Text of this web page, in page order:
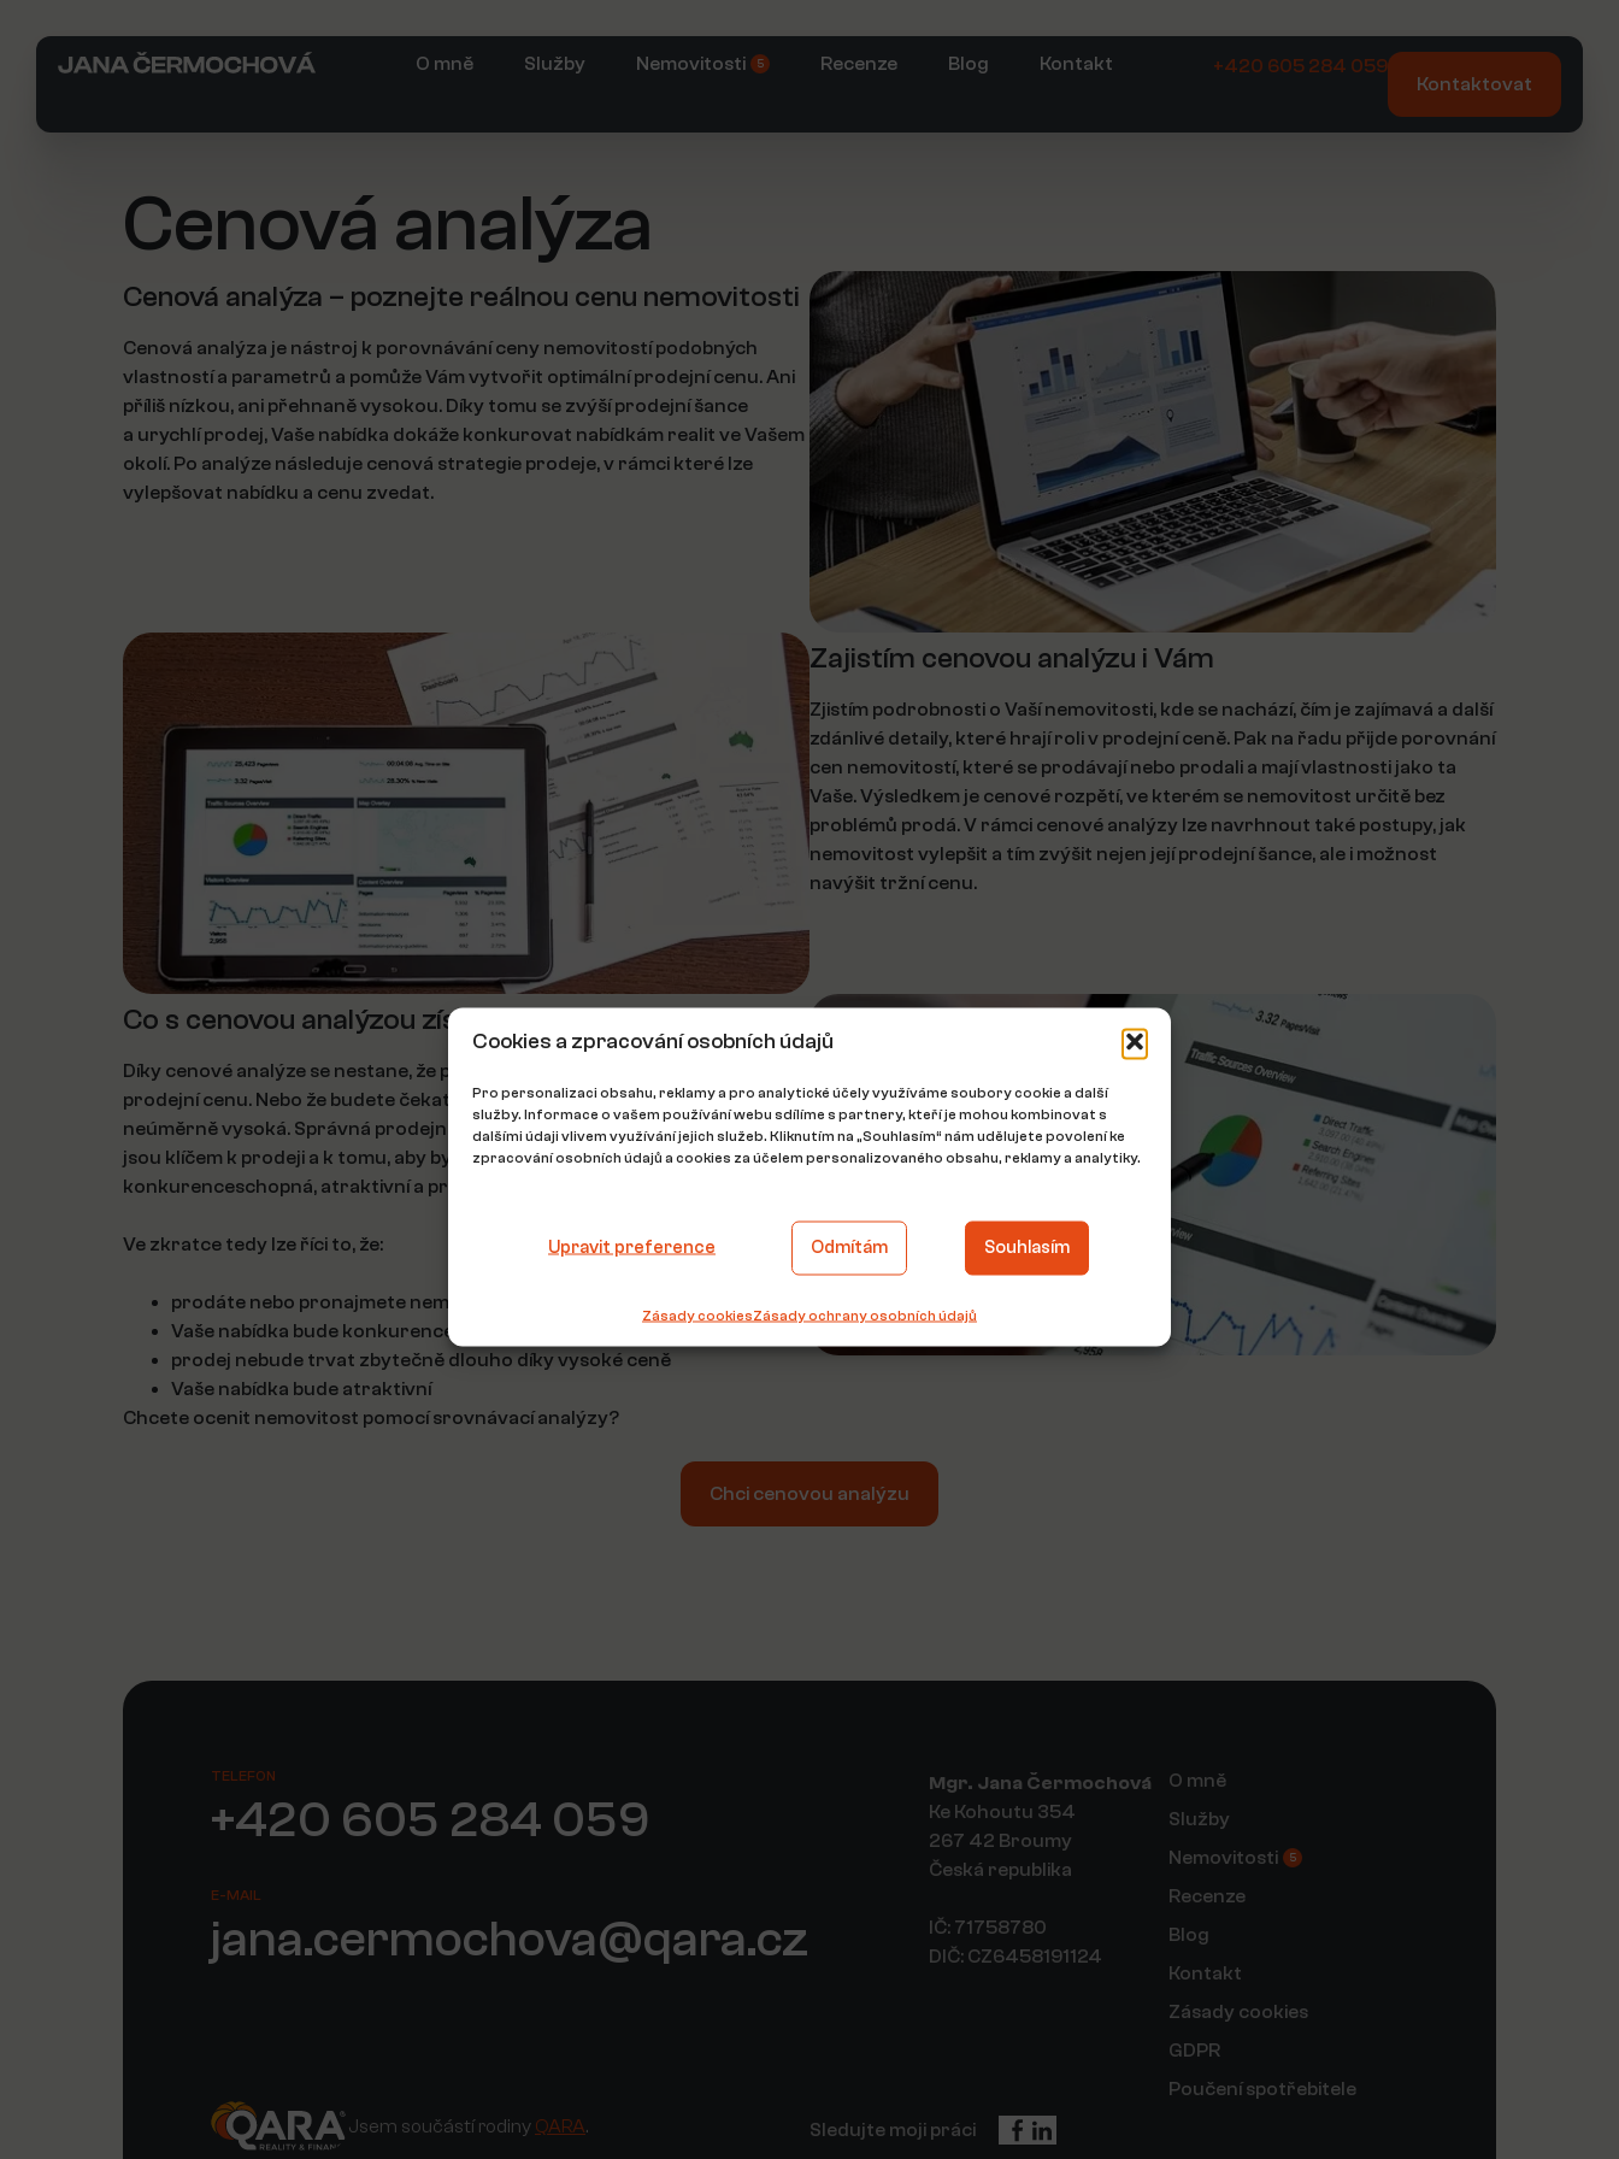
Cookies a zpracování osobních údajů
Pro personalizaci obsahu, reklamy a pro analytické účely využíváme soubory cookie a další
služby. Informace o vašem používání webu sdílíme s partnery, kteří je mohou kombinovat s
dalšími údaji vlivem využívání jejich služeb. Kliknutím na „Souhlasím“ nám udělujete povolení ke
zpracování osobních údajů a cookies za účelem personalizovaného obsahu, reklamy a analytiky.
Souhlasím
Odmítám
Upravit preference
Zásady cookiesZásady ochrany osobních údajů
O mně Služby Nemovitosti 5 Recenze Blog Kontakt
+420 605 284 059
Kontaktovat
Cenová analýza
Cenová analýza – poznejte reálnou cenu nemovitosti
Cenová analýza je nástroj k porovnávání ceny nemovitostí podobných
vlastností a parametrů a pomůže Vám vytvořit optimální prodejní cenu. Ani
příliš nízkou, ani přehnaně vysokou. Díky tomu se zvýší prodejní šance
a urychlí prodej, Vaše nabídka dokáže konkurovat nabídkám realit ve Vašem
okolí. Po analýze následuje cenová strategie prodeje, v rámci které lze
vylepšovat nabídku a cenu zvedat.
Zajistím cenovou analýzu i Vám
Zjistím podrobnosti o Vaší nemovitosti, kde se nachází, čím je zajímavá a další
zdánlivé detaily, které hrají roli v prodejní ceně. Pak na řadu přijde porovnání
cen nemovitostí, které se prodávají nebo prodali a mají vlastnosti jako ta
Vaše. Výsledkem je cenové rozpětí, ve kterém se nemovitost určitě bez
problémů prodá. V rámci cenové analýzy lze navrhnout také postupy, jak
nemovitost vylepšit a tím zvýšit nejen její prodejní šance, ale i možnost
navýšit tržní cenu.
Co s cenovou analýzou získáte?
Díky cenové analýze se nestane, že prodáte nemovitost za příliš nízkou
prodejní cenu. Nebo že budete čekat dlouho na prodej, protože je cena
neúměrně vysoká. Správná prodejní strategie a dobře určená tržní cena
jsou klíčem k prodeji a k tomu, aby byla cena nemovitosti
konkurenceschopná, atraktivní a pro zájemce přijatelná.
Ve zkratce tedy lze říci to, že:
prodáte nebo pronajmete nemovitost za optimální cenu
Vaše nabídka bude konkurenceschopná
prodej nebude trvat zbytečně dlouho díky vysoké ceně
Vaše nabídka bude atraktivní
Chcete ocenit nemovitost pomocí srovnávací analýzy?
Chci cenovou analýzu
TELEFON
+420 605 284 059
E-MAIL
jana.cermochova@qara.cz
Mgr. Jana Čermochová
Ke Kohoutu 354
267 42 Broumy
Česká republika
IČ: 71758780
DIČ: CZ6458191124
O mně
Služby
Nemovitosti
5
Recenze
Blog
Kontakt
Zásady cookies
GDPR
Poučení spotřebitele
Jsem součástí rodiny QARA. Sledujte moji práci